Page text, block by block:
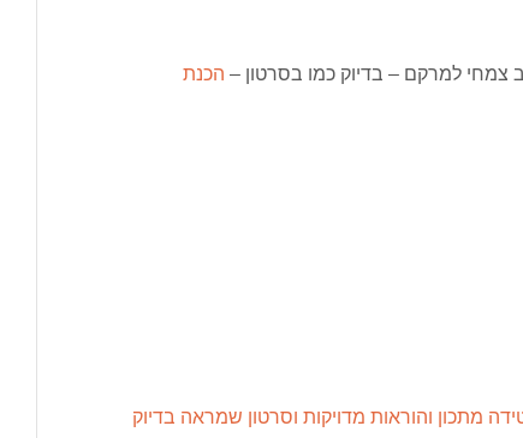
צמחי למרקם – בדיוק כמו בסרטון – הכנת
מתכון והוראות מדויקות וסרטון שמראה בדיוק